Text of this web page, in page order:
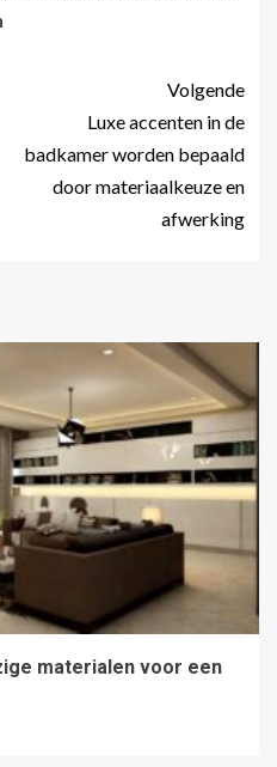
Volgende
Luxe accenten in de
badkamer worden bepaald
door materiaalkeuze en
afwerking
materialen voor een